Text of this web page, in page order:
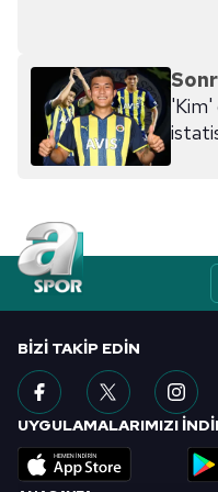
kılınması ve
reklam/pazarlama
sınırlı olarak açık
Çerezlere ilişkin
vasıtasıyla
6698 sayılı Kişisel
hazırlanmış
ilgili mevzuata uygun
'Kim'
BIZI TAKIP EDIN
UYGULAMALARIMIZI